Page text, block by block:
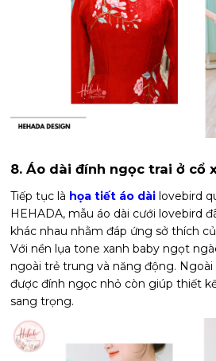
8. Áo dài đính ngọc trai ở cổ
Tiếp tục là họa tiết áo dài lovebird
HEHADA, mẫu áo dài cưới lovebird
khác nhau nhằm đáp ứng sở thích
Với nền lụa tone xanh baby ngọt
ngoài trẻ trung và năng động. Ngoài
được đính ngọc nhỏ còn giúp thiết
sang trọng.